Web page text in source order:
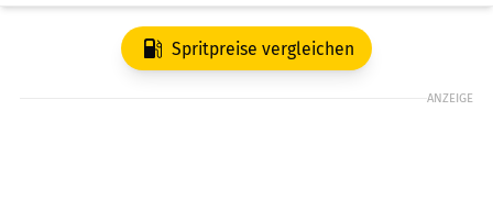
Spritpreise vergleichen
ANZEIGE